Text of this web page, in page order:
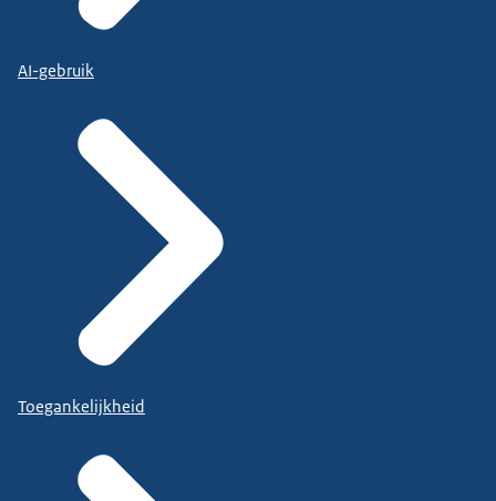
AI-gebruik
Toegankelijkheid